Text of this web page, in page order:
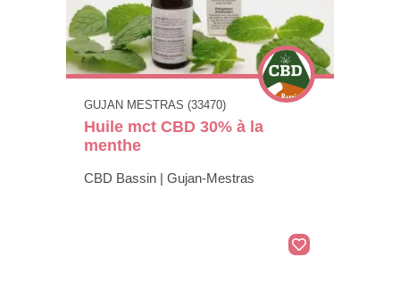
GUJAN MESTRAS (33470)
Huile mct CBD 30% à la
menthe
CBD Bassin | Gujan-Mestras